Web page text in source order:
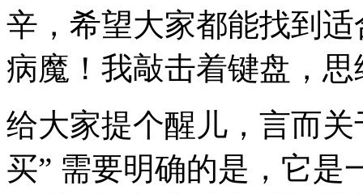
辛，希望大家都能找到
病魔！我敲击着键盘，
给大家提个醒儿，言而
买” 需要明确的是，它是